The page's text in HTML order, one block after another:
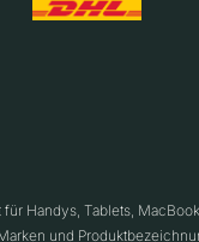
für Handys, Tablets,
und